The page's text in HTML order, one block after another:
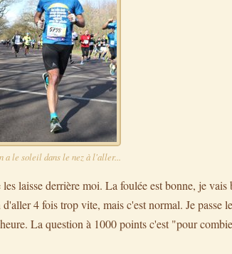
a le soleil dans le nez à l'aller...
laisse derrière moi. La foulée est bonne, je
4 fois trop vite, mais c'est normal. Je passe
La question à 1000 points c'est "pour